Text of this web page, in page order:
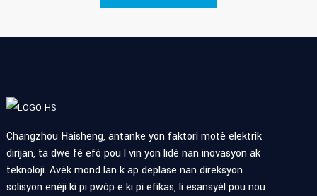
Changzhou Haisheng, antanke yon faktori motè elektrik
dirijan, ta dwe fè efò pou l vin yon lidè nan inovasyon ak
teknoloji. Avèk mond lan k ap deplase nan direksyon
solisyon enèji ki pi pwòp e ki pi efikas, li esansyèl pou nou